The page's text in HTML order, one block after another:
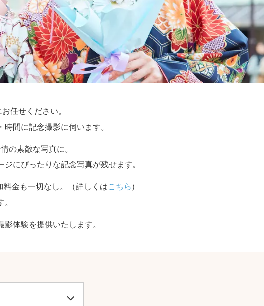
任せください。
間に記念撮影に伺います。
の素敵な写真に。
にぴったりな記念写真が残せます。
金も一切なし。（詳しくはこちら ）
体験を提供いたします。